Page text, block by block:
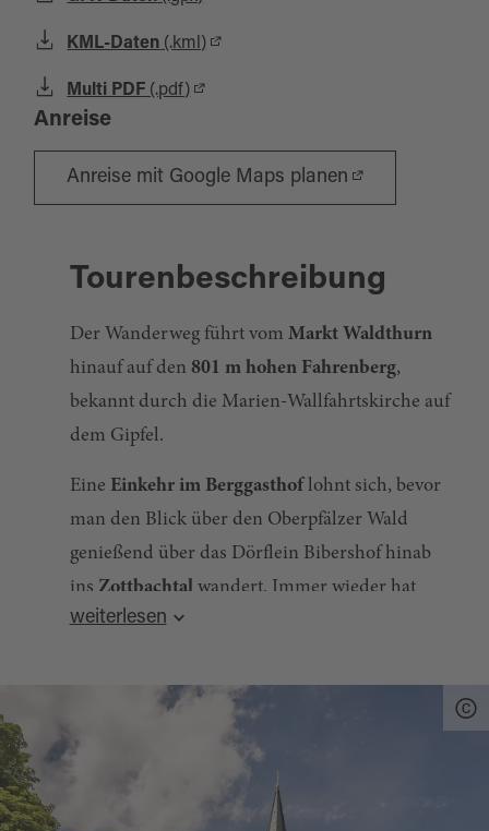
KML-Daten (.kml)
Multi PDF (.pdf)
Anreise
Anreise mit Google Maps planen
Tourenbeschreibung
Der Wanderweg führt vom Markt Waldthurn
hinauf auf den 801 m hohen Fahrenberg,
bekannt durch die Marien-Wallfahrtskirche auf
dem Gipfel.
Eine Einkehr im Berggasthoflohnt sich, bevor
man den Blick über den Oberpfälzer Wald
genießend über das Dörflein Bibershof hinab
ins Zottbachtal wandert. Immer wieder hat
man dabei das markante Ziel vor Augen, das
Rosenquarzfels inmitten der Altstadt, gekrönt
von der weithin sichtbaren Klosterkirche.
, zuletzt geändert am 20.11.2024
weiterlesen